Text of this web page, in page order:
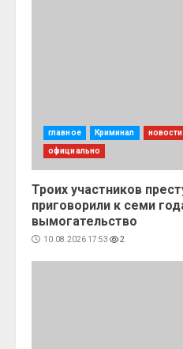
главное Криминал новости
официально
Троих участников
приговорили к семи
вымогательство
10.08.2026 17:53 2